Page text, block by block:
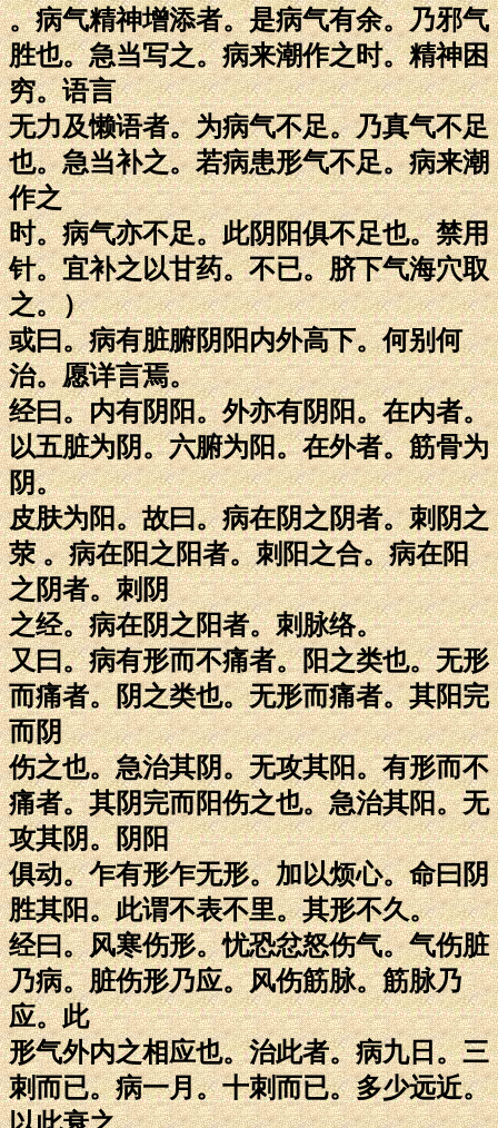
。病气精神增添者。是病气有余。乃邪气
胜也。急当写之。病来潮作之时。精神困
穷。语言
无力及懒语者。为病气不足。乃真气不足
也。急当补之。若病患形气不足。病来潮
作之
时。病气亦不足。此阴阳俱不足也。禁用
针。宜补之以甘药。不已。脐下气海穴取
之。）
或曰。病有脏腑阴阳内外高下。何别何
治。愿详言焉。
经曰。内有阴阳。外亦有阴阳。在内者。
以五脏为阴。六腑为阳。在外者。筋骨为
阴。
皮肤为阳。故曰。病在阴之阴者。刺阴之
荥 。病在阳之阳者。刺阳之合。病在阳
之阴者。刺阴
之经。病在阴之阳者。刺脉络。
又曰。病有形而不痛者。阳之类也。无形
而痛者。阴之类也。无形而痛者。其阳完
而阴
伤之也。急治其阴。无攻其阳。有形而不
痛者。其阴完而阳伤之也。急治其阳。无
攻其阴。阴阳
俱动。乍有形乍无形。加以烦心。命曰阴
胜其阳。此谓不表不里。其形不久。
经曰。风寒伤形。忧恐忿怒伤气。气伤脏
乃病。脏伤形乃应。风伤筋脉。筋脉乃
应。此
形气外内之相应也。治此者。病九日。三
刺而已。病一月。十刺而已。多少远近。